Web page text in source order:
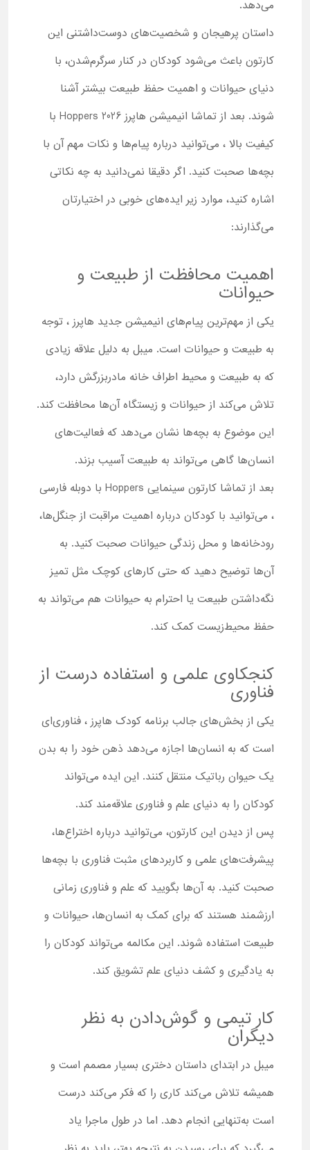
می‌دهد.
داستان پرهیجان و شخصیت‌های دوست‌داشتنی این
کارتون باعث می‌شود کودکان در کنار سرگرم‌شدن، با
دنیای حیوانات و اهمیت حفظ طبیعت بیشتر آشنا
شوند. بعد از تماشا انیمیشن هاپرز Hoppers 2026 با
کیفیت بالا ، می‌توانید درباره پیام‌ها و نکات مهم آن با
بچه‌ها صحبت کنید. اگر دقیقا نمی‌دانید به چه نکاتی
اشاره کنید، موارد زیر ایده‌های خوبی در اختیارتان
می‌گذارند:
اهمیت محافظت از طبیعت و
حیوانات
یکی از مهم‌ترین پیام‌های انیمیشن جدید هاپرز ، توجه
به طبیعت و حیوانات است. میبل به دلیل علاقه زیادی
که به طبیعت و محیط اطراف خانه مادربزرگش دارد،
تلاش می‌کند از حیوانات و زیستگاه آن‌ها محافظت کند.
این موضوع به بچه‌ها نشان می‌دهد که فعالیت‌های
انسان‌ها گاهی می‌تواند به طبیعت آسیب بزند.
بعد از تماشا کارتون سینمایی Hoppers با دوبله فارسی
، می‌توانید با کودکان درباره اهمیت مراقبت از جنگل‌ها،
رودخانه‌ها و محل زندگی حیوانات صحبت کنید. به
آن‌ها توضیح دهید که حتی کارهای کوچک مثل تمیز
نگه‌داشتن طبیعت یا احترام به حیوانات هم می‌تواند به
حفظ محیط‌زیست کمک کند.
کنجکاوی علمی و استفاده درست از
فناوری
یکی از بخش‌های جالب برنامه کودک هاپرز ، فناوری‌ای
است که به انسان‌ها اجازه می‌دهد ذهن خود را به بدن
یک حیوان رباتیک منتقل کنند. این ایده می‌تواند
کودکان را به دنیای علم و فناوری علاقه‌مند کند.
پس از دیدن این کارتون، می‌توانید درباره اختراع‌ها،
پیشرفت‌های علمی و کاربردهای مثبت فناوری با بچه‌ها
صحبت کنید. به آن‌ها بگویید که علم و فناوری زمانی
ارزشمند هستند که برای کمک به انسان‌ها، حیوانات و
طبیعت استفاده شوند. این مکالمه می‌تواند کودکان را
به یادگیری و کشف دنیای علم تشویق کند.
کار تیمی و گوش‌دادن به نظر
دیگران
میبل در ابتدای داستان دختری بسیار مصمم است و
همیشه تلاش می‌کند کاری را که فکر می‌کند درست
است به‌تنهایی انجام دهد. اما در طول ماجرا یاد